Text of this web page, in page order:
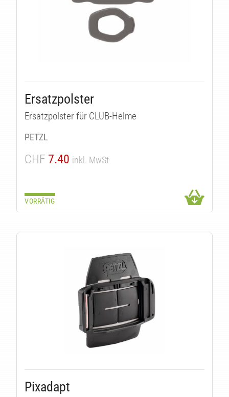
Ersatzpolster
Ersatzpolster für CLUB-Helme
PETZL
CHF 7.40 inkl. MwSt
VORRÄTIG
Pixadapt